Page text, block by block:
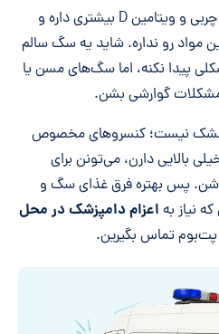
از اون طرف، غذای گربه معمولاً چربی و ویتامین D بیشتری داره و
مواد رو نداره. شاید یه سگ سالم
پیدا نکنه، اما سگ‌های مسن یا
مشکلات گوارشی بشن.
خشک نیست؛ کنسروهای مخصوص
بالایی دارن، می‌تونن برای
پس بهتره فرق غذای سگ و
نیاز به اعزام دامپزشک در محل
پت‌بوم تماس بگیرین.